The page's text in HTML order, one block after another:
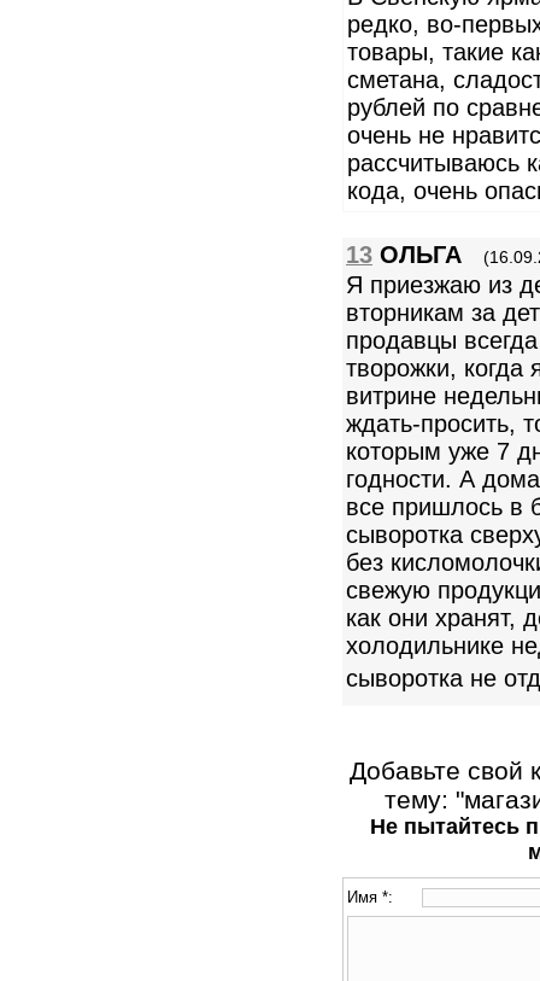
редко, во-
товары, такие
сметана,
рублей по
очень не
рассчитываюсь
кода, очень
13 ОЛЬГА
Я приезжаю из
вторникам за
продавцы
творожки, когда
витрине
ждать-просить,
которым уже 7
годности. А
все пришлось в
сыворотка
без
свежую
как они хранят,
холодильнике
сыворотка не
Добавьте свой
тему:
Не пытайтесь
Имя *: